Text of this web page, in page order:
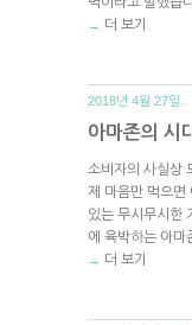
→ 더 보기
2018년 4월 27일.
아마존의 시
소비자의 사실상
제 마음만 먹으면
있는 무시무시한
에 육박하는 아마
→ 더 보기